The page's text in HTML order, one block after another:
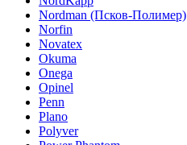
Nordman (Псков-Полимер)
Norfin
Novatex
Okuma
Onega
Opinel
Penn
Plano
Polyver